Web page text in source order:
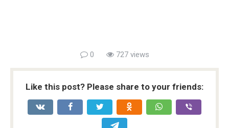
0 727 views
Like this post? Please share to your friends: